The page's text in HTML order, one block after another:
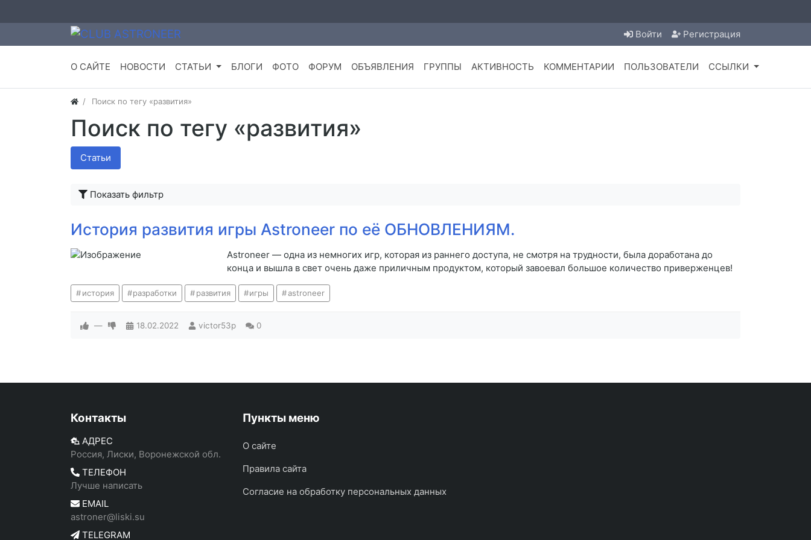
Войти Регистрация
О САЙТЕ НОВОСТИ СТАТЬИ БЛОГИ ФОТО ФОРУМ ОБЪЯВЛЕНИЯ ГРУППЫ АКТИВНОСТЬ КОММЕНТАРИИ ПОЛЬЗОВАТЕЛИ ССЫЛКИ
Поиск по тегу «развития»
Поиск по тегу «развития»
Статьи
Показать фильтр
История развития игры Astroneer по её ОБНОВЛЕНИЯМ.
Astroneer — одна из немногих игр, которая из раннего доступа, не смотря на трудности, была доработана до
конца и вышла в свет очень даже приличным продуктом, который завоевал большое количество приверженцев!
история разработки развития игры astroneer
— 18.02.2022 victor53p 0
Контакты
АДРЕС
Россия, Лиски, Воронежской обл.
ТЕЛЕФОН
Лучше написать
EMAIL
astroner@liski.su
TELEGRAM
Пункты меню
О сайте
Правила сайта
Согласие на обработку персональных данных